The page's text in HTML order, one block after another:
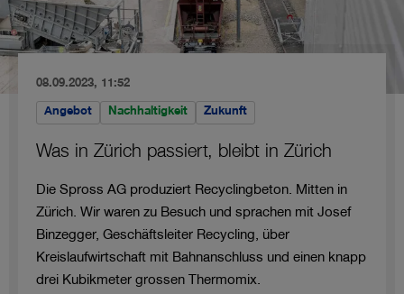
08.09.2023, 11:52
Angebot Nachhaltigkeit Zukunft
Was in Zürich passiert, bleibt in Zürich
Die Spross AG produziert Recyclingbeton. Mitten in
Zürich. Wir waren zu Besuch und sprachen mit Josef
Binzegger, Geschäftsleiter Recycling, über
Kreislaufwirtschaft mit Bahnanschluss und einen knapp
drei Kubikmeter grossen Thermomix.